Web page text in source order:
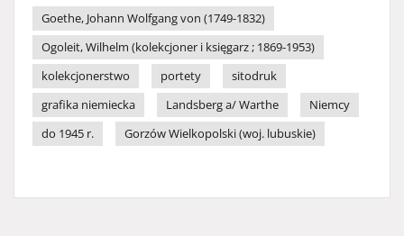
Goethe, Johann Wolfgang von (1749-1832)
Ogoleit, Wilhelm (kolekcjoner i księgarz ; 1869-1953)
kolekcjonerstwo
portety
sitodruk
grafika niemiecka
Landsberg a/ Warthe
Niemcy
do 1945 r.
Gorzów Wielkopolski (woj. lubuskie)